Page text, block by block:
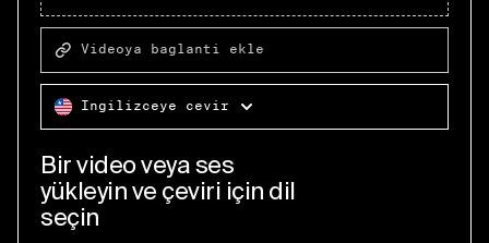
Videoya bağlantı ekle
İngilizceye çevir
Bir video veya ses
yükleyin ve çeviri için dil
seçin